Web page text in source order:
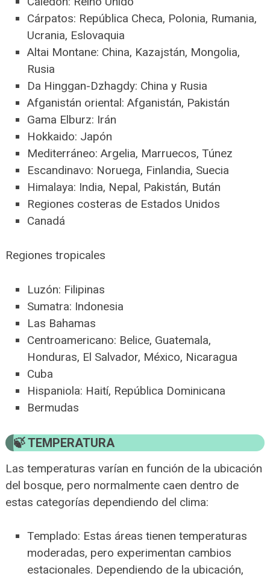
Cárpatos: República Checa, Polonia, Rumania,
Ucrania, Eslovaquia
Altai Montane: China, Kazajstán, Mongolia,
Rusia
Da Hinggan-Dzhagdy: China y Rusia
Afganistán oriental: Afganistán, Pakistán
Gama Elburz: Irán
Hokkaido: Japón
Mediterráneo: Argelia, Marruecos, Túnez
Escandinavo: Noruega, Finlandia, Suecia
Himalaya: India, Nepal, Pakistán, Bután
Regiones costeras de Estados Unidos
Canadá
Regiones tropicales
Luzón: Filipinas
Sumatra: Indonesia
Las Bahamas
Centroamericano: Belice, Guatemala,
Honduras, El Salvador, México, Nicaragua
Cuba
Hispaniola: Haití, República Dominicana
Bermudas
TEMPERATURA
Las temperaturas varían en función de la ubicación
del bosque, pero normalmente caen dentro de
estas categorías dependiendo del clima:
Templado: Estas áreas tienen temperaturas
moderadas, pero experimentan cambios
estacionales. Dependiendo de la ubicación,